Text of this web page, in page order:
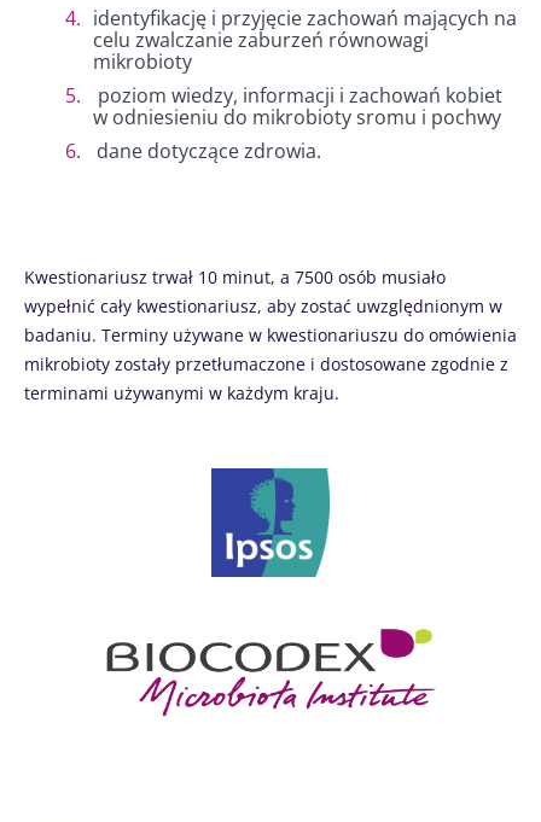
identyfikację i przyjęcie zachowań mających na
celu zwalczanie zaburzeń równowagi
mikrobioty
poziom wiedzy, informacji i zachowań kobiet
w odniesieniu do mikrobioty sromu i pochwy
dane dotyczące zdrowia.
Kwestionariusz trwał 10 minut, a 7500 osób musiało
wypełnić cały kwestionariusz, aby zostać uwzględnionym w
badaniu. Terminy używane w kwestionariuszu do omówienia
mikrobioty zostały przetłumaczone i dostosowane zgodnie z
terminami używanymi w każdym kraju.